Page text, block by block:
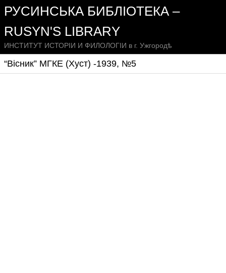
РУСИНСЬКА БИБЛІОТЕКА –
RUSYN'S LIBRARY
ИНСТИТУТ ИСТОРІИ И ФИЛОЛОГІИ в г. Ужгородѣ
“Вісник” МГКЕ (Хуст) -1939, №5